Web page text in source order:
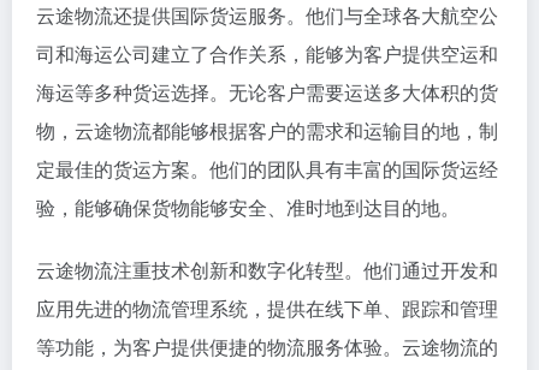
云途物流还提供国际货运服务。他们与全球各大航空公
司和海运公司建立了合作关系，能够为客户提供空运和
海运等多种货运选择。无论客户需要运送多大体积的货
物，云途物流都能够根据客户的需求和运输目的地，制
定最佳的货运方案。他们的团队具有丰富的国际货运经
验，能够确保货物能够安全、准时地到达目的地。
云途物流注重技术创新和数字化转型。他们通过开发和
应用先进的物流管理系统，提供在线下单、跟踪和管理
等功能，为客户提供便捷的物流服务体验。云途物流的